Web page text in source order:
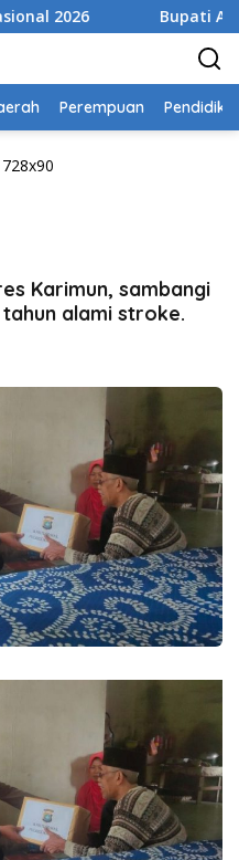
Bupati Aneng Evaluasi
Perempuan
Karimun, sambangi
alami stroke.